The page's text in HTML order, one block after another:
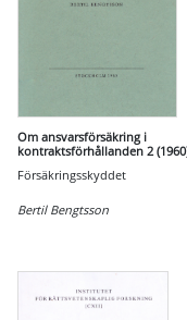
Om ansvarsförsäkring i
kontraktsförhållanden 2
Försäkringsskyddet
Bertil Bengtsson